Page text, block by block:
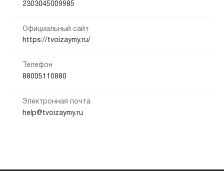
2303045009985
Официальный сайт
https://tvoizaymy.ru/
Телефон
88005110880
Электронная почта
help@tvoizaymy.ru